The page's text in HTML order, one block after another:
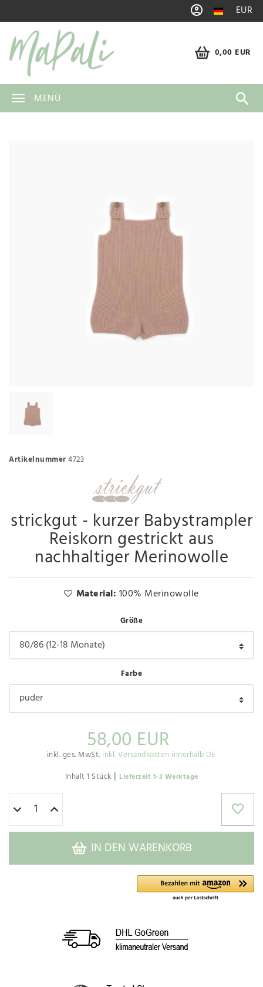
EUR
0,00 EUR
MENÜ
Artikelnummer4723
strickgut - kurzer Babystrampler
Reiskorn gestrickt aus
nachhaltiger Merinowolle
Material: 100% Merinowolle
Größe
Farbe
58,00 EUR
inkl. ges. MwSt. inkl. Versandkosten innerhalb DE
Inhalt1 Stück | Lieferzeit 1-3 Werktage
IN DEN WARENKORB